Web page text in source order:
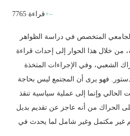
7765 قراءة+–
المتخصص في دراسة الظواهر
من خلال هذا الحوار إلى إحداث قراءة
الشعبي، وفي الإجراءات المتخذة
فهو يرى أن المجتمع ليس بحاجة
وإنما إلى عملية سياسية تنقذ
الحراك من أنه عاجز عن تقديم بديل
غير مكتمل وغير شامل لما يحدث في